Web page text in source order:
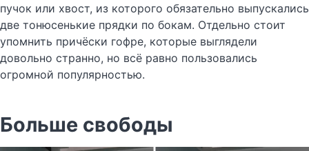
пучок или хвост, из которого обязательно выпускались
две тонюсенькие прядки по бокам. Отдельно стоит
упомнить причёски гофре, которые выглядели
довольно странно, но всё равно пользовались
огромной популярностью.
Больше свободы